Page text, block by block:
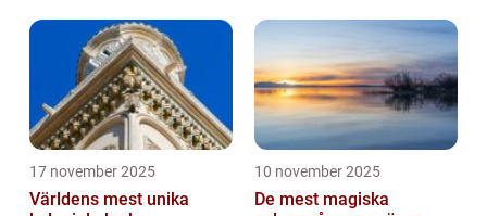
17 november 2025
Världens mest unika
10 november 2025
De mest magiska